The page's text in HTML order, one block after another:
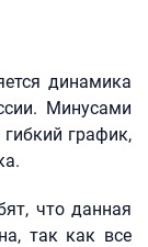
динамика
Минусами
график,
что данная
так как все